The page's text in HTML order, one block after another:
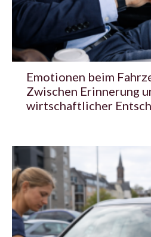
Emotionen beim
Zwischen Erinnerung
wirtschaftlicher